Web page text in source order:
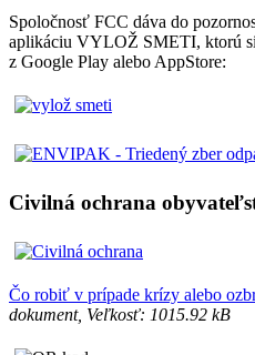
Spoločnosť FCC dáva do
aplikáciu VYLOŽ SMETI, ktorú
z Google Play alebo AppStore:
Civilná ochrana
Čo robiť v prípade krízy alebo
dokument, Veľkosť: 1015.92 kB